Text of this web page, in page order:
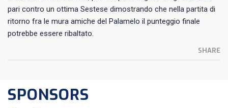
pari contro un ottima Sestese dimostrando che nella partita di
ritorno fra le mura amiche del Palamelo il punteggio finale
potrebbe essere ribaltato.
SHARE
SPONSORS